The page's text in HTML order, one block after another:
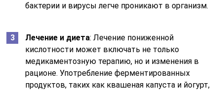
бактерии и вирусы легче проникают в организм.
Лечение и диета: Лечение пониженной
кислотности может включать не только
медикаментозную терапию, но и изменения в
рационе. Употребление ферментированных
продуктов, таких как квашеная капуста и йогурт,